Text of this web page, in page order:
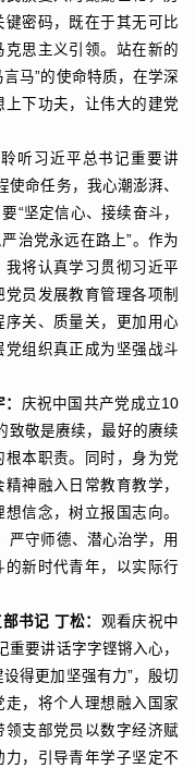
密码，既在于其无可比
思主义引领。站在新的
马”的使命特质，在学深
下功夫，让伟大的建党
聆听习近平总书记重要讲
命任务，我心潮澎湃、
“坚定信心、接续奋斗，
治党永远在路上”。作为
将认真学习贯彻习近平
员发展教育管理各项制
关、质量关，更加用心
组织真正成为坚强战斗
庆祝中国共产党成立10
致敬是赓续，最好的赓续
本职责。同时，身为党
神融入日常教育教学，
信念，树立报国志向。
严守师德、潜心治学，用
新时代青年，以实际行
书记 丁松： 观看庆祝中
要讲话字字铿锵入心，
得更加坚强有力”，殷切
，将个人理想融入国家
支部党员以数字经济赋
，引导青年学子坚定不